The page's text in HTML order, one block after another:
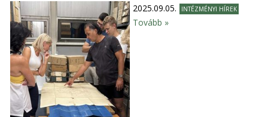
2025.09.05. INTÉZMÉNYI HÍREK
Tovább »